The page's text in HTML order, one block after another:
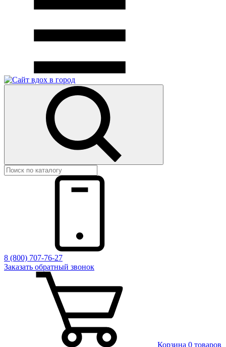
8 (800) 707-76-27
Заказать обратный звонок
Корзина 0 товаров